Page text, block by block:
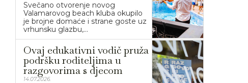
Svečano otvorenje novog
Valamarovog beach kluba okupilo
je brojne domaće i strane goste uz
vrhunsku glazbu,...
Ovaj edukativni vodič pruža
podršku roditeljima u
razgovorima s djecom
14.07.2026.